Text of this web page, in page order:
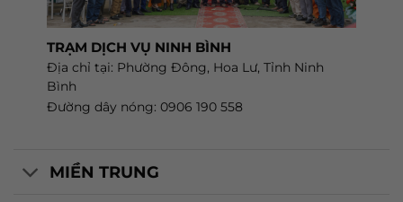
TRẠM DỊCH VỤ NINH BÌNH
Địa chỉ tại: Phường Đông, Hoa Lư, Tỉnh Ninh
Bình
Đường dây nóng: 0906 190 558
MIỀN TRUNG